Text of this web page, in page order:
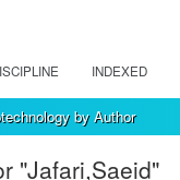
INDEXED
by Author
"Jafari,Saeid"